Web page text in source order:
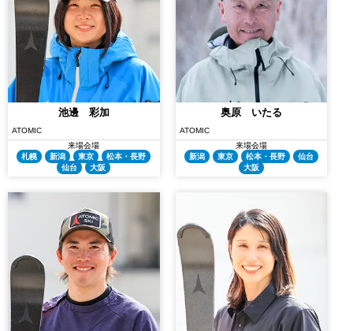
池邊 彩加
ATOMIC
来場会場
札幌
新潟 東京
松本・長野
仙台
大阪
奥原 いたる
ATOMIC
来場会場
新潟
東京 松本・長野
仙台
大阪